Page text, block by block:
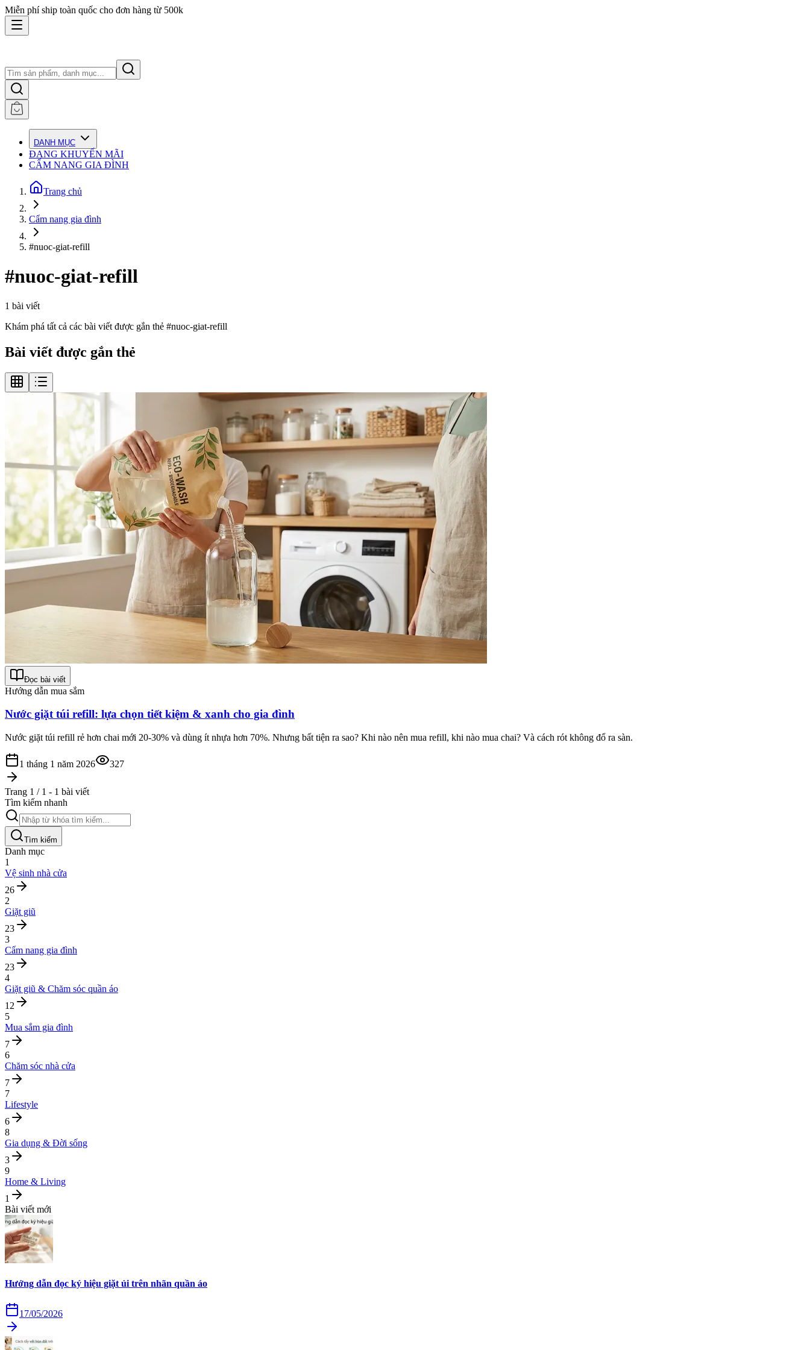
Miễn phí ship toàn quốc cho đơn hàng từ 500k
DANH MỤC
ĐANG KHUYẾN MÃI
CẨM NANG GIA ĐÌNH
Trang chủ
Cẩm nang gia đình
#nuoc-giat-refill
#nuoc-giat-refill
1 bài viết
Khám phá tất cả các bài viết được gắn thẻ #nuoc-giat-refill
Bài viết được gắn thẻ
Đọc bài viết
Hướng dẫn mua sắm
Nước giặt túi refill: lựa chọn tiết kiệm & xanh cho gia đình
Nước giặt túi refill rẻ hơn chai mới 20-30% và dùng ít nhựa hơn 70%. Nhưng bất tiện ra sao? Khi nào nên mua refill, khi nào mua chai? Và cách rót không đổ ra sàn.
1 tháng 1 năm 2026 327
Trang 1 / 1 - 1 bài viết
Tìm kiếm nhanh
Tìm kiếm
Danh mục
1
Vệ sinh nhà cửa
26
2
Giặt giũ
23
3
Cẩm nang gia đình
23
4
Giặt giũ & Chăm sóc quần áo
12
5
Mua sắm gia đình
7
6
Chăm sóc nhà cửa
7
7
Lifestyle
6
8
Gia dụng & Đời sống
3
9
Home & Living
1
Bài viết mới
Hướng dẫn đọc ký hiệu giặt ủi trên nhãn quần áo
17/05/2026